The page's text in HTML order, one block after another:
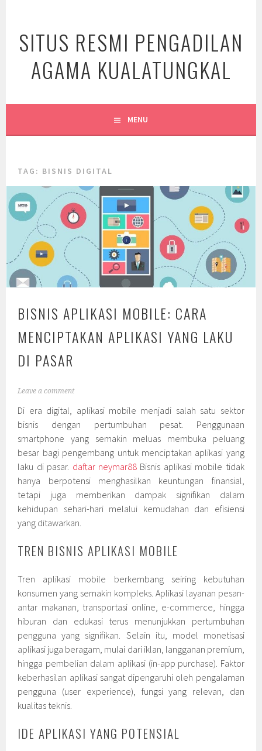
content
SITUS RESMI PENGADILAN
AGAMA KUALATUNGKAL
MENU
TAG: BISNIS DIGITAL
BISNIS APLIKASI MOBILE: CARA
MENCIPTAKAN APLIKASI YANG LAKU
DI PASAR
Leave a comment
Di era digital, aplikasi mobile menjadi salah satu sektor
bisnis dengan pertumbuhan pesat. Penggunaan
smartphone yang semakin meluas membuka peluang
besar bagi pengembang untuk menciptakan aplikasi yang
laku di pasar. daftar neymar88 Bisnis aplikasi mobile tidak
hanya berpotensi menghasilkan keuntungan finansial,
tetapi juga memberikan dampak signifikan dalam
kehidupan sehari-hari melalui kemudahan dan efisiensi
yang ditawarkan.
TREN BISNIS APLIKASI MOBILE
Tren aplikasi mobile berkembang seiring kebutuhan
konsumen yang semakin kompleks. Aplikasi layanan pesan-
antar makanan, transportasi online, e-commerce, hingga
hiburan dan edukasi terus menunjukkan pertumbuhan
pengguna yang signifikan. Selain itu, model monetisasi
aplikasi juga beragam, mulai dari iklan, langganan premium,
hingga pembelian dalam aplikasi (in-app purchase). Faktor
keberhasilan aplikasi sangat dipengaruhi oleh pengalaman
pengguna (user experience), fungsi yang relevan, dan
kualitas teknis.
IDE APLIKASI YANG POTENSIAL